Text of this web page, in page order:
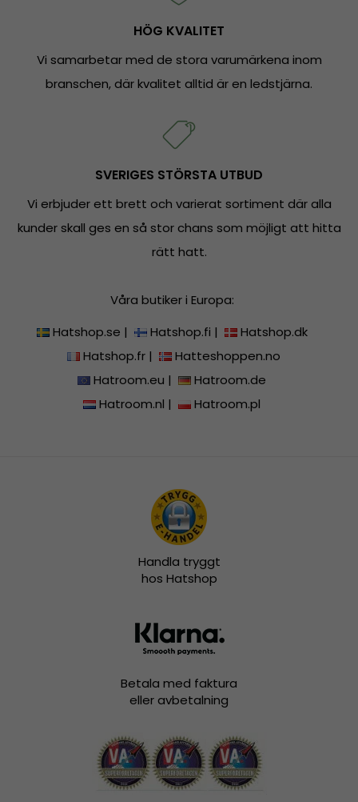
HÖG KVALITET
Vi samarbetar med de stora varumärkena inom
branschen, där kvalitet alltid är en ledstjärna.
SVERIGES STÖRSTA UTBUD
Vi erbjuder ett brett och varierat sortiment där alla
kunder skall ges en så stor chans som möjligt att hitta
rätt hatt.
Våra butiker i Europa:
Hatshop.se | Hatshop.fi |
Hatshop.dk
Hatshop.fr|
Hatteshoppen.no
Hatroom.eu |
Hatroom.de
Hatroom.nl | Hatroom.pl
Handla tryggt
hos Hatshop
Betala med faktura
eller avbetalning